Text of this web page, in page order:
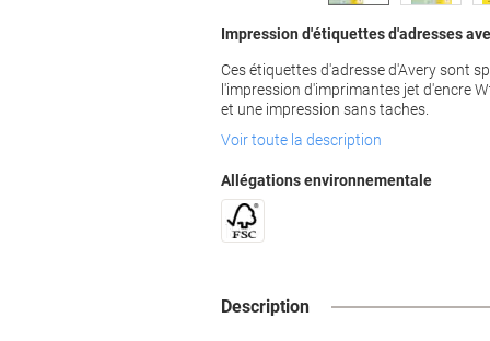
Impression d'étiquettes d'adresses
Ces étiquettes d'adresse d'Avery sont
l'impression d'imprimantes jet d'encre
et une impression sans taches.
Voir toute la description
Allégations environnementale
Description